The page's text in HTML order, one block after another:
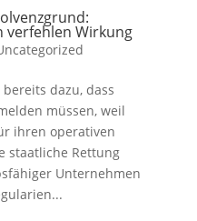
verfehlen Wirkung
dazu, dass
müssen, weil
ihren operativen
staatliche Rettung
Unternehmen